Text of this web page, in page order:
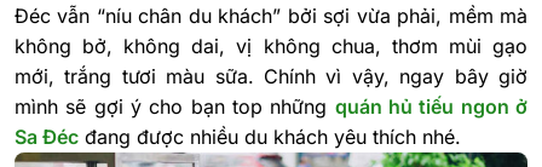
Đéc vẫn “níu chân du khách” bởi sợi vừa phải, mềm mà
không bở, không dai, vị không chua, thơm mùi gạo
mới, trắng tươi màu sữa. Chính vì vậy, ngay bây giờ
mình sẽ gợi ý cho bạn top những quán hủ tiếu ngon ở
Sa Đéc đang được nhiều du khách yêu thích nhé.